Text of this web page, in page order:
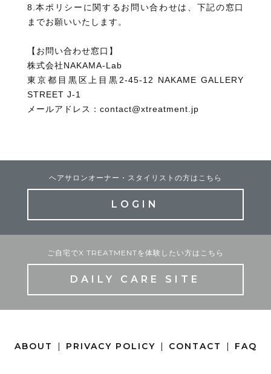
8.本ポリシーに関するお問い合わせは、下記の窓口
までお願いいたします。
【お問い合わせ窓口】
株式会社NAKAMA-Lab
東京都目黒区上目黒2-45-12 NAKAME GALLERY
STREET J-1
メールアドレス：contact@xtreatment.jp
ヘアサロンオーナー・スタイリストの方はこちら
LOGIN
ご自宅でX TREATMENTを体験したい方はこちら
DAILY CARE SITE
ABOUT PRIVACY POLICY CONTACT FAQ